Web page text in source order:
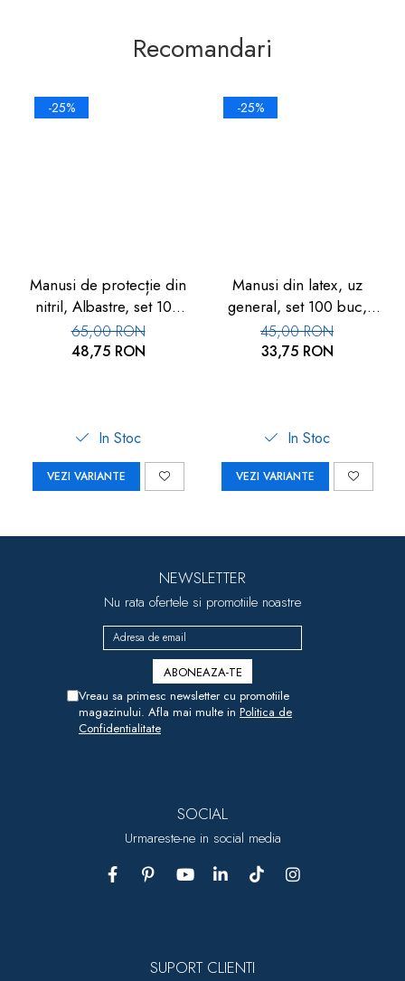
Recomandari
-25%
Manusi de protecție din
nitril, Albastre, set 100
buc
65,00 RON
48,75 RON
In Stoc
VEZI VARIANTE
-25%
Manusi din latex, uz
general, set 100 buc,
Albe
45,00 RON
33,75 RON
In Stoc
VEZI VARIANTE
NEWSLETTER
Nu rata ofertele si promotiile noastre
Vreau sa primesc newsletter cu promotiile
magazinului. Afla mai multe in Politica de
Confidentialitate
SOCIAL
Urmareste-ne in social media
SUPORT CLIENTI